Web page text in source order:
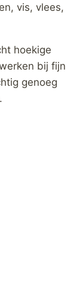
vis, vlees,
hoekige
bij fijn
genoeg